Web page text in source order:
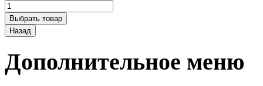
Дополнительное меню